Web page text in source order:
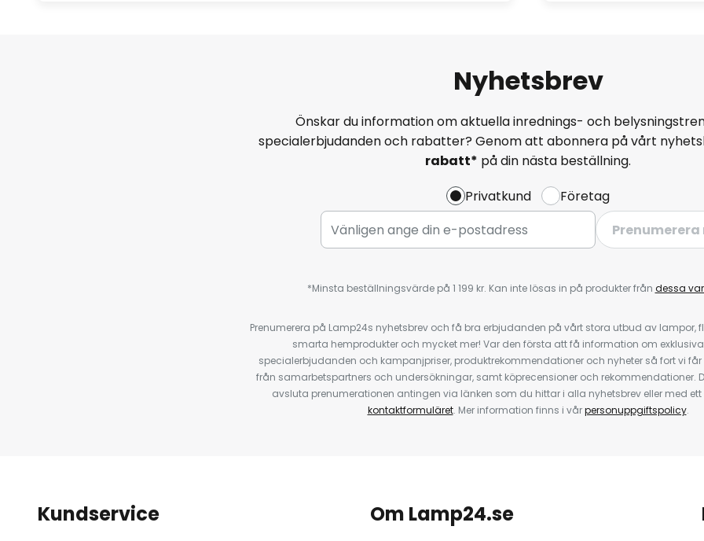
Nyhetsbrev
Önskar du information om aktuella inrednings- och
specialerbjudanden och rabatter? Genom att abonnera på vårt
rabatt* på din nästa beställning.
Privatkund
Företag
Prenumerera
*Minsta beställningsvärde på 1 199 kr. Kan inte lösas in på produkter från dessa
Prenumerera på Lamp24s nyhetsbrev och få bra erbjudanden på vårt stora utbud av lampor,
smarta hemprodukter och mycket mer! Var den första att få information om
specialerbjudanden och kampanjpriser, produktrekommendationer och nyheter så fort vi
från samarbetspartners och undersökningar, samt köprecensioner och rekommendationer.
avsluta prenumerationen antingen via länken som du hittar i alla nyhetsbrev eller med
kontaktformuläret. Mer information finns i vårpersonuppgiftspolicy.
Kundservice Om Lamp24.se